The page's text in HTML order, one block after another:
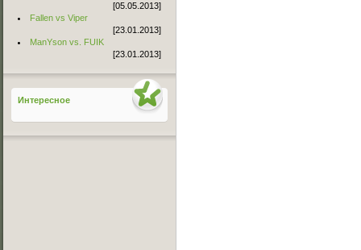
[05.05.2013]
Fallen vs Viper
[23.01.2013]
ManYson vs. FUIK
[23.01.2013]
Интересное